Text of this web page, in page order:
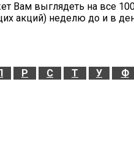
Вам выглядеть на все
акций) неделю до и в
Р С Т У Ф